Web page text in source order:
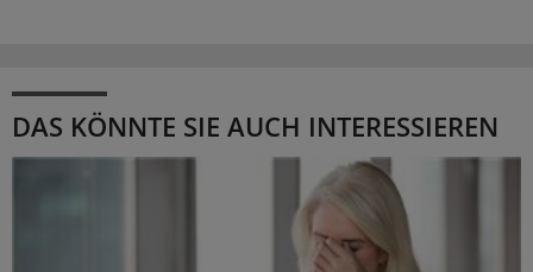
DAS KÖNNTE SIE AUCH INTERESSIEREN